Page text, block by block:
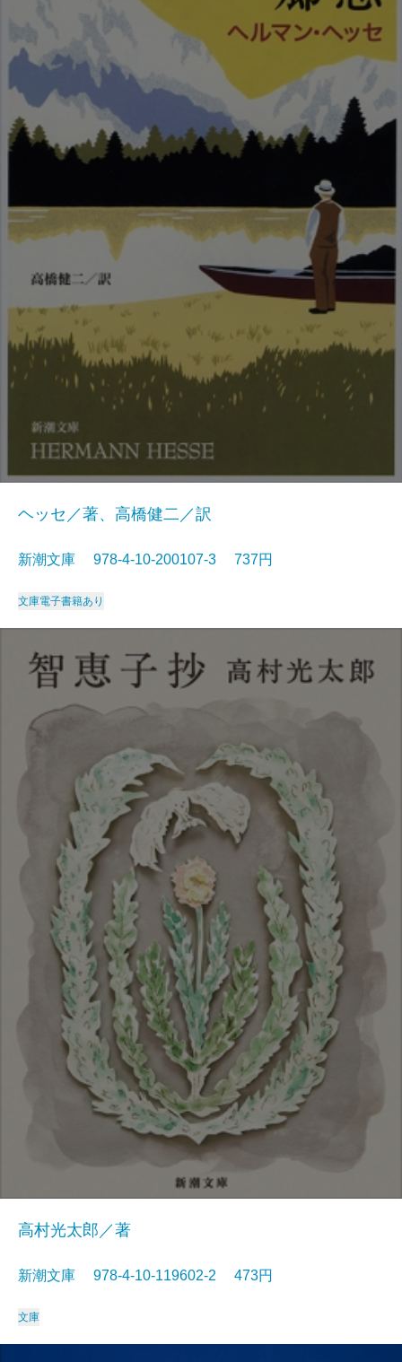
ヘッセ／著、高橋健二／訳
新潮文庫 978-4-10-200107-3 737円
文庫電子書籍あり
高村光太郎／著
新潮文庫 978-4-10-119602-2 473円
文庫